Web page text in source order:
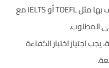
يجب تقديم شهادات معترف بها مثل TOEFL أو IELTS مع
المطلوب.
يجب اجتياز اختبار الكفاءة